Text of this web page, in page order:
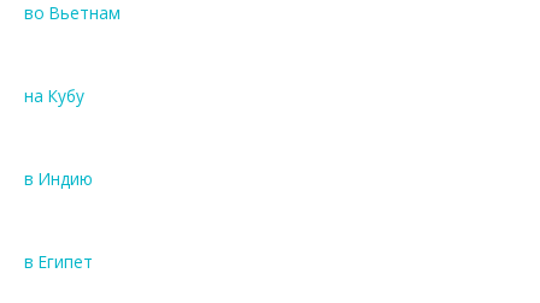
во Вьетнам
на Кубу
в Индию
в Египет